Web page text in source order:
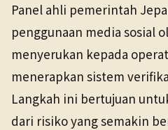
Domestik
TANGGAL SUMBER
2 Jun 2026
Panel ahli pemerintah
penggunaan media sosial
menyerukan kepada
menerapkan sistem
Langkah ini bertujuan
dari risiko yang semakin